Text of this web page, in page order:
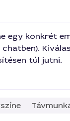
egy konkrét
túl jutni.